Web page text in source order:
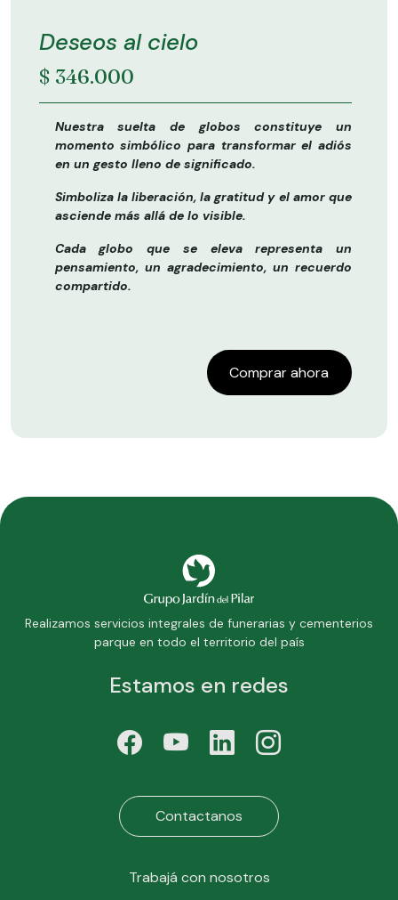
Deseos al cielo
$ 346.000
Nuestra suelta de globos constituye un
momento simbólico para transformar el adiós
en un gesto lleno de significado.
Simboliza la liberación, la gratitud y el amor que
asciende más allá de lo visible.
Cada globo que se eleva representa un
pensamiento, un agradecimiento, un recuerdo
compartido.
Comprar ahora
Realizamos servicios integrales de funerarias y cementerios
parque en todo el territorio del país
Estamos en redes
Contactanos
Trabajá con nosotros